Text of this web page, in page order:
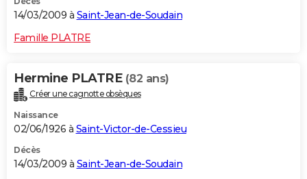
14/03/2009 à Saint-Jean-de-Soudain
Famille PLATRE
Hermine PLATRE (82 ans)
Créer une cagnotte obsèques
Naissance
02/06/1926 à Saint-Victor-de-Cessieu
Décès
14/03/2009 à Saint-Jean-de-Soudain